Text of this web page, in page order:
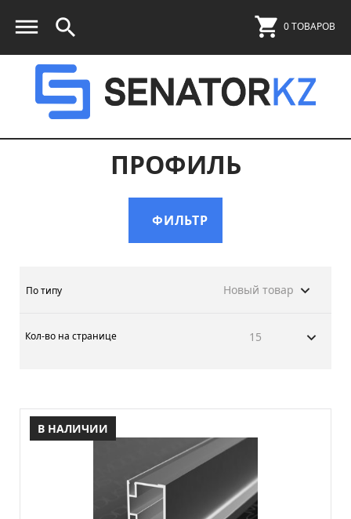
0 ТОВАРОВ
ПРОФИЛЬ
ФИЛЬТР
По типу Новый товар
Кол-во на странице 15
В НАЛИЧИИ